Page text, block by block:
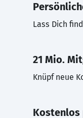
Lass Dich
21 Mio.
Knüpf neue